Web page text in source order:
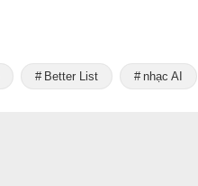
Better List nhạc AI